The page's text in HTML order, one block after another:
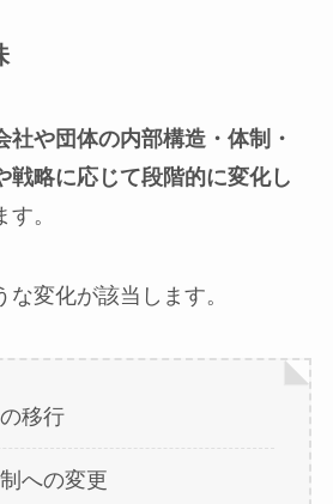
社や団体の内部構造・体制・
戦略に応じて段階的に変化し
。
変化が該当します。
移行
への変更